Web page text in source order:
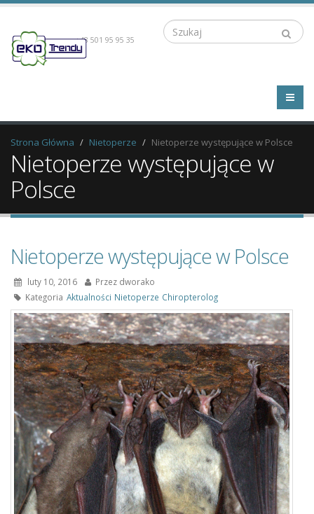
Szukaj
+48 501 95 95 35
Strona Główna Nietoperze Nietoperze występujące w Polsce
Nietoperze występujące w
Polsce
Nietoperze występujące w Polsce
luty 10, 2016 Przez dworako
Kategoria Aktualności Nietoperze Chiropterolog